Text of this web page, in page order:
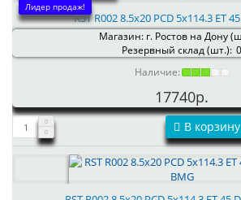
Лидер продаж!
RST R002 8.5x20 PCD 5x114.3 ET
Магазин: г. Ростов на Дону
Резервный склад (шт.): 0
Наличие:
17740р.
В корзину